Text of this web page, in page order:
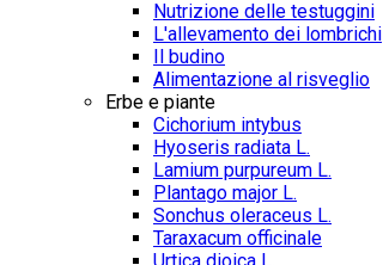
Nutrizione delle testuggini
L'allevamento dei lombrichi
Il budino
Alimentazione al risveglio
Erbe e piante
Cichorium intybus
Hyoseris radiata L.
Lamium purpureum L.
Plantago major L.
Sonchus oleraceus L.
Taraxacum officinale